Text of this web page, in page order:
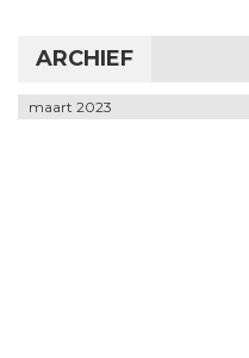
ARCHIEF
Archief